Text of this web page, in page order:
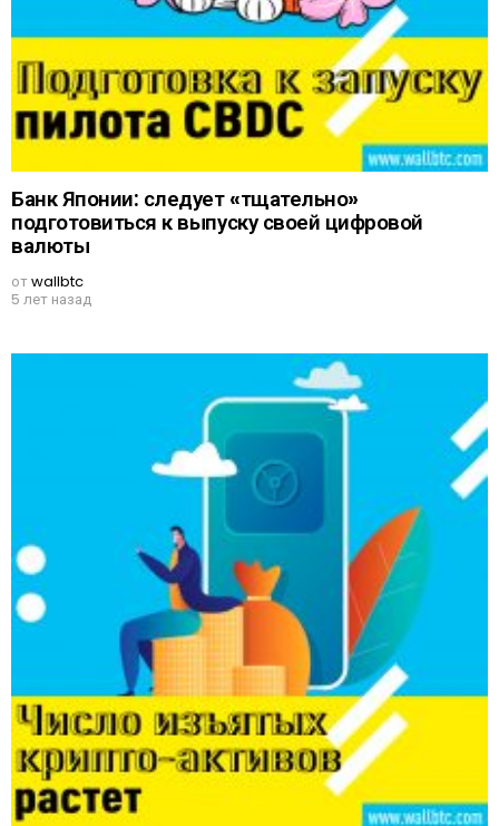
Банк Японии: следует «тщательно»
подготовиться к выпуску своей цифровой
валюты
отwallbtc
5 лет назад